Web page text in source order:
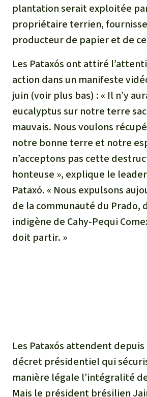
plantation serait exploitée
propriétaire terrien,
producteur de papier et de
Les Pataxós ont attiré
action dans un manifeste
juin (voir plus bas) : « Il n’y
eucalyptus sur notre terre
mauvais. Nous voulons
notre bonne terre et notre
n’acceptons pas cette
honteuse », explique le
Pataxó. « Nous expulsons
de la communauté du
indigène de Cahy-Pequi
doit partir. »
Les Pataxós attendent depuis
décret présidentiel qui
manière légale l’intégralité
Mais le président brésilien